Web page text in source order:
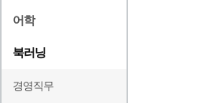
어학
북러닝
경영직무